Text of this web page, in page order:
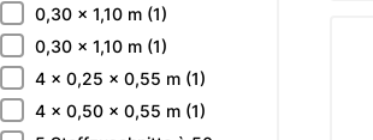
0,30 x 1,10 m (1)
0,30 x 1,10 m (1)
4 x 0,25 x 0,55 m (1)
4 x 0,50 x 0,55 m (1)